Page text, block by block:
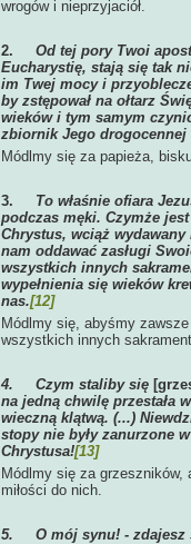
wrogów i nieprzyjaciół.
2. Od tej pory Twoi
Eucharystię, stają się tak
im Twej mocy i
by zstępował na ołtarz
wieków i tym samym
zbiornik Jego drogocennej
Módlmy się za papieża,
3. To właśnie ofiara
podczas męki. Czymże
Chrystus, wciąż
nam oddawać zasługi
wszystkich innych
wypełnienia się wieków
nas.[12]
Módlmy się, abyśmy
wszystkich innych
4. Czym staliby się
na jedną chwilę przestała
wieczną klątwą. (...)
stopy nie były zanurzone
Chrystusa![13]
Módlmy się za grzeszników,
miłości do nich.
5. O mój synu! - zdajesz